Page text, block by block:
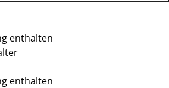
enthalten
enthalten